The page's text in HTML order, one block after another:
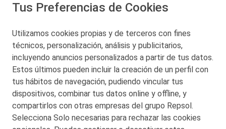
San Martín 5-Edificio Muñatones,
48550 Muskiz (Bizkaia)
Telf. 946 357 000
© 2026 Petronor S.A.
Tus Preferencias de Cookies
Utilizamos cookies propias y de terceros con fines
técnicos, personalización, análisis y publicitarios,
incluyendo anuncios personalizados a partir de tus datos.
Estos últimos pueden incluir la creación de un perfil con
tus hábitos de navegación, pudiendo vincular tus
dispositivos, combinar tus datos online y offline, y
compartirlos con otras empresas del grupo Repsol.
Selecciona Solo necesarias para rechazar las cookies